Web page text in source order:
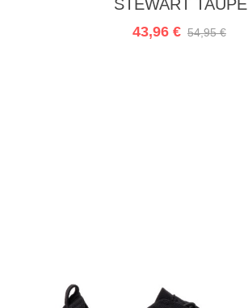
STEWART TAUPE
43,96 € 54,95 €